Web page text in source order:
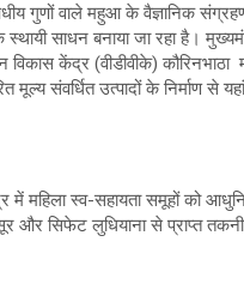
गुणों वाले महुआ के वैज्ञानिक
साधन बनाया जा रहा है।
केंद्र (वीडीवीके)
संवर्धित उत्पादों के निर्माण से
महिला स्व-सहायता समूहों को
और सिफेट लुधियाना से प्राप्त